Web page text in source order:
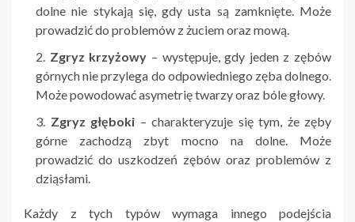
dolne nie stykają się, gdy usta są zamknięte. Może
prowadzić do problemów z żuciem oraz mową.
Zgryz krzyżowy – występuje, gdy jeden z zębów
górnych nie przylega do odpowiedniego zęba dolnego.
Może powodować asymetrię twarzy oraz bóle głowy.
Zgryz głęboki – charakteryzuje się tym, że zęby
górne zachodzą zbyt mocno na dolne. Może
prowadzić do uszkodzeń zębów oraz problemów z
dziąsłami.
Każdy z tych typów wymaga innego podejścia